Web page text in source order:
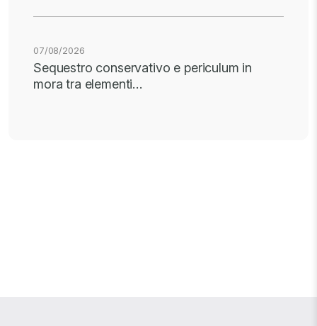
07/08/2026
Sequestro conservativo e periculum in
mora tra elementi…